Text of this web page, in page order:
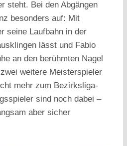
steht. Bei den Abgängen
besonders auf: Mit
seine Laufbahn in der
lässt und Fabio
an den berühmten Nagel
weitere Meisterspieler
mehr zum Bezirksliga-
sind noch dabei –
aber sicher